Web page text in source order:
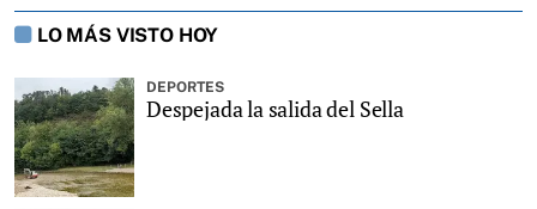
LO MÁS VISTO HOY
DEPORTES
Despejada la salida del Sella